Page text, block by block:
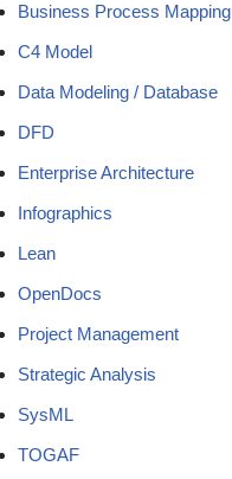
Business Process Mapping
C4 Model
Data Modeling / Database
DFD
Enterprise Architecture
Infographics
Lean
OpenDocs
Project Management
Strategic Analysis
SysML
TOGAF